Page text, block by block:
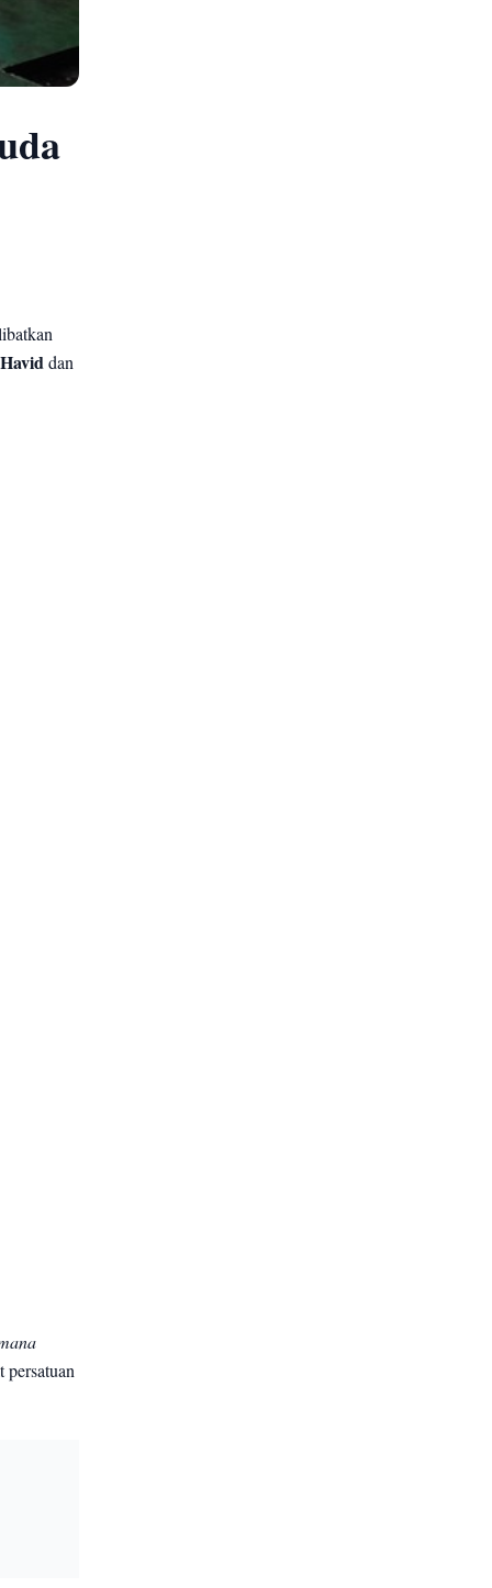
dan
persatuan